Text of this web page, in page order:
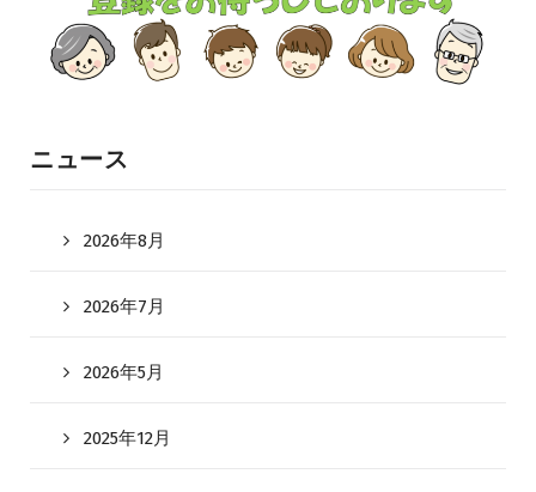
ニュース
2026年8月
2026年7月
2026年5月
2025年12月